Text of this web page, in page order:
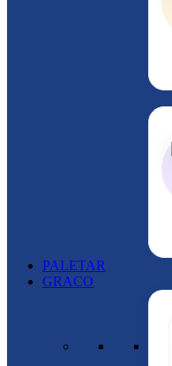
PALETAR
GRACO